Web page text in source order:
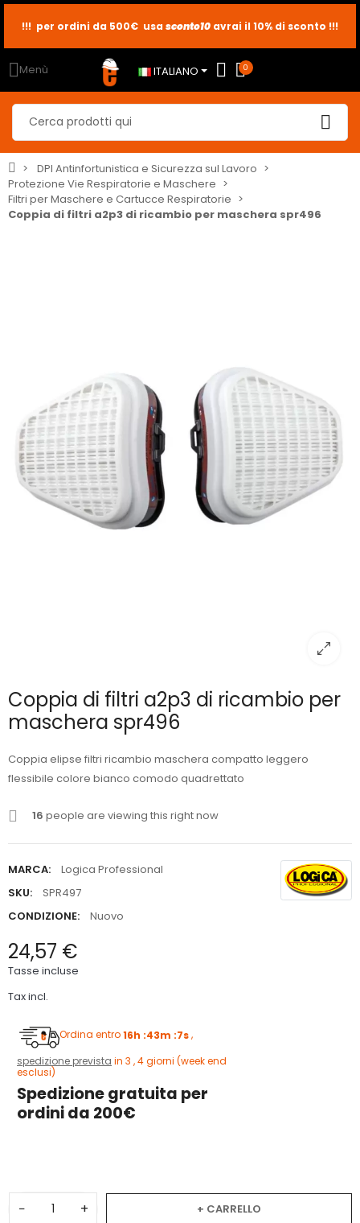
sconto2
sconto5
sconto10
Menù ITALIANO 0
DPI Antinfortunistica e Sicurezza sul Lavoro
Protezione Vie Respiratorie e Maschere
Filtri per Maschere e Cartucce Respiratorie
Coppia di filtri a2p3 di ricambio per maschera spr496
Coppia di filtri a2p3 di ricambio per
maschera spr496
Coppia elipse filtri ricambio maschera compatto leggero
flessibile colore bianco comodo quadrettato
16 people are viewing this right now
MARCA:
Logica Professional
SKU:
SPR497
CONDIZIONE:
Nuovo
24,57 €
Tasse incluse
Tax incl.
Ordina entro16h :43m :6s,
spedizione prevista in 3 , 4 giorni (week end
esclusi)
Spedizione gratuita per
ordini da 200€
− + + CARRELLO